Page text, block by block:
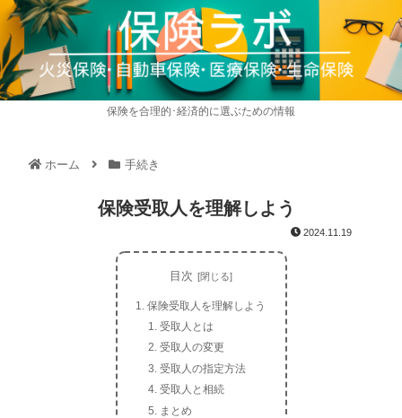
保険を合理的･経済的に選ぶための情報
ホーム 手続き
保険受取人を理解しよう
2024.11.19
目次
保険受取人を理解しよう
受取人とは
受取人の変更
受取人の指定方法
受取人と相続
まとめ